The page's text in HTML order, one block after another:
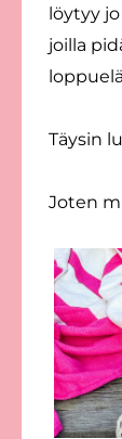
löytyy
joilla
Täysin
Joten